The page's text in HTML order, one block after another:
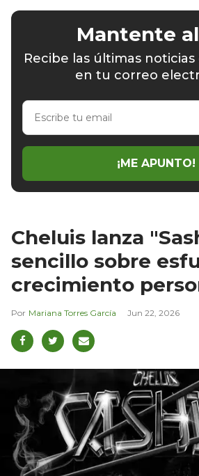
Mantente
Recibe las últimas
en tu correo
Escribe
email
¡ME APUNTO!
Cheluis lanza
sencillo sobre
crecimiento
Mariana Torres García Jun 22, 2026